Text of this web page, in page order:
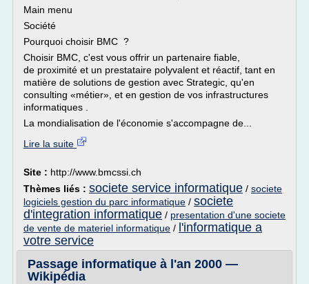
Main menu
Société
Pourquoi choisir BMC ?
Choisir BMC, c'est vous offrir un partenaire fiable,
de proximité et un prestataire polyvalent et réactif, tant en
matière de solutions de gestion avec Strategic, qu'en
consulting «métier», et en gestion de vos infrastructures
informatiques .
La mondialisation de l'économie s'accompagne de...
Lire la suite
Site : http://www.bmcssi.ch
Thèmes liés : societe service informatique / societe
logiciels gestion du parc informatique / societe
d'integration informatique / presentation d'une societe
de vente de materiel informatique / l'informatique a
votre service
Passage informatique à l'an 2000 —
Wikipédia